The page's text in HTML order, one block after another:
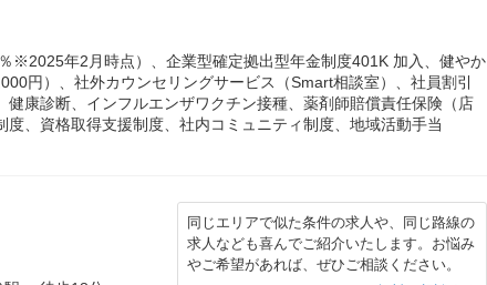
※2025年2月時点）、企業型確定拠出型年金制度401K 加入、健やか
円）、社外カウンセリングサービス（Smart相談室）、社員割引
康診断、インフルエンザワクチン接種、薬剤師賠償責任保険（店
、資格取得支援制度、社内コミュニティ制度、地域活動手当
同じエリアで似た条件の求人や、同じ路線の
求人なども喜んでご紹介いたします。お悩み
やご希望があれば、ぜひご相談ください。